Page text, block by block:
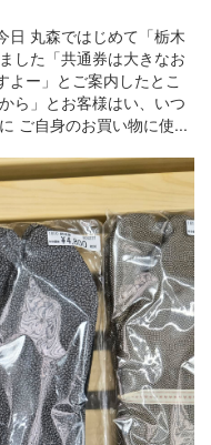
日 丸森ではじめて「栃木
した「共通券は大きなお
よー」とご案内したとこ
ら」とお客様はい、いつ
ご自身のお買い物に使...